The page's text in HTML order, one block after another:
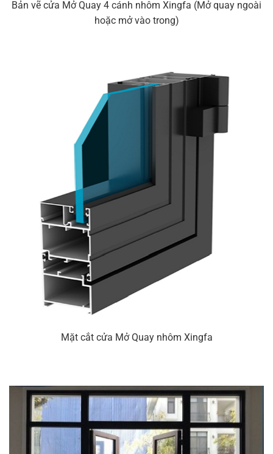
Bản vẽ cửa Mở Quay 4 cánh nhôm Xingfa (Mở quay ngoài
hoặc mở vào trong)
Mặt cắt cửa Mở Quay nhôm Xingfa